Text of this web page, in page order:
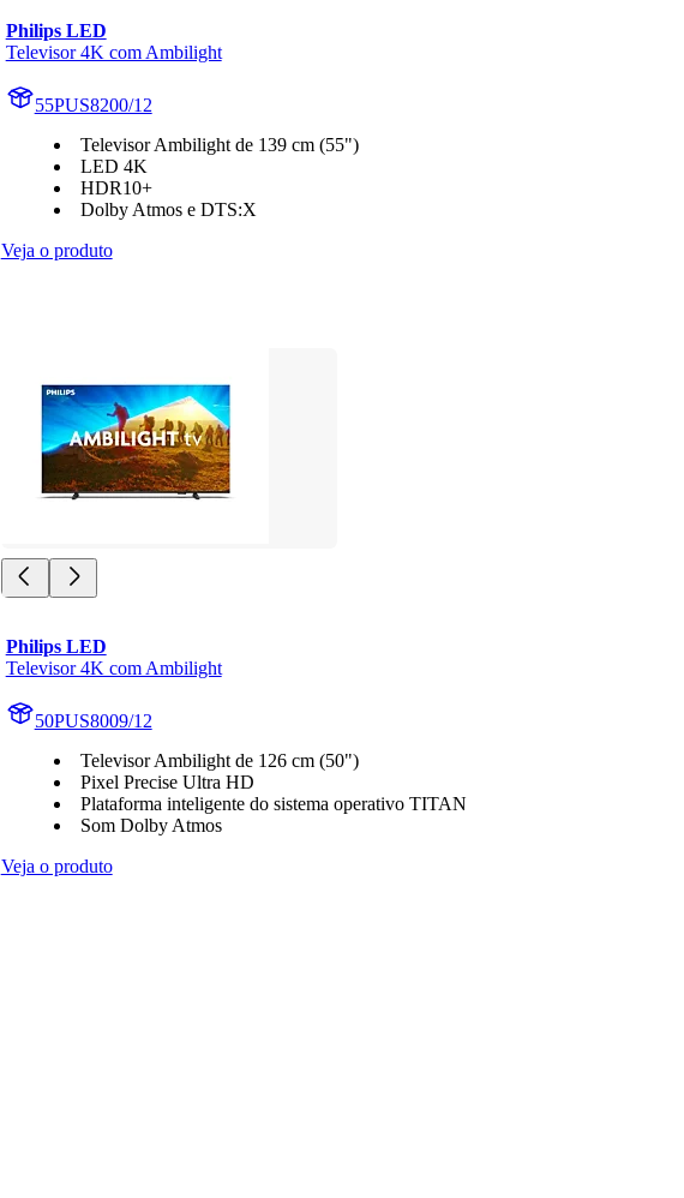
Philips LED
Televisor 4K com Ambilight
55PUS8200/12
Televisor Ambilight de 139 cm (55")
LED 4K
HDR10+
Dolby Atmos e DTS:X
Veja o produto
Philips LED
Televisor 4K com Ambilight
50PUS8009/12
Televisor Ambilight de 126 cm (50")
Pixel Precise Ultra HD
Plataforma inteligente do sistema operativo TITAN
Som Dolby Atmos
Veja o produto